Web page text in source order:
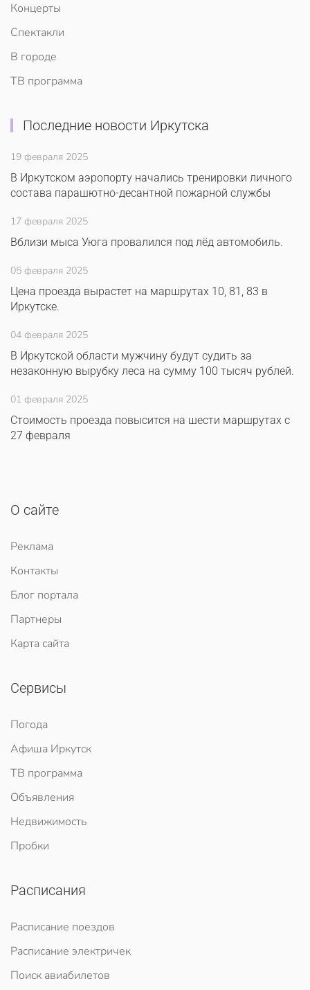
Концерты
Спектакли
В городе
ТВ программа
Последние новости Иркутска
19 февраля 2025
В Иркутском аэропорту начались тренировки личного
состава парашютно-десантной пожарной службы
17 февраля 2025
Вблизи мыса Уюга провалился под лёд автомобиль.
05 февраля 2025
Цена проезда вырастет на маршрутах 10, 81, 83 в
Иркутске.
04 февраля 2025
В Иркутской области мужчину будут судить за
незаконную вырубку леса на сумму 100 тысяч рублей.
01 февраля 2025
Стоимость проезда повысится на шести маршрутах с
27 февраля
О сайте
Реклама
Контакты
Блог портала
Партнеры
Карта сайта
Сервисы
Погода
Афиша Иркутск
ТВ программа
Объявления
Недвижимость
Пробки
Расписания
Расписание поездов
Расписание электричек
Поиск авиабилетов